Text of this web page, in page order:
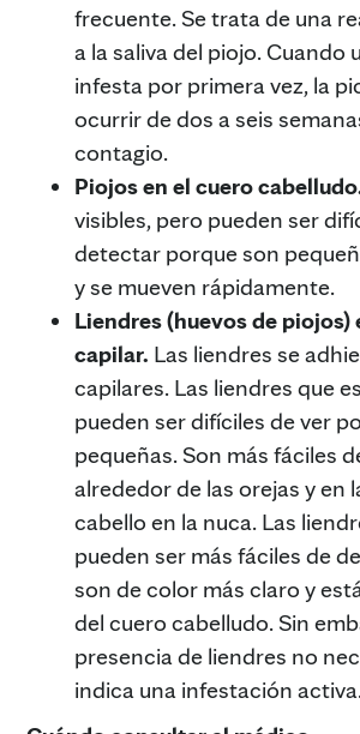
frecuente. Se trata de una
a la saliva del piojo. Cuando
infesta por primera vez, la
ocurrir de dos a seis
contagio.
Piojos en el cuero
visibles, pero pueden ser
detectar porque son
y se mueven rápidamente.
Liendres (huevos de piojos)
capilar. Las liendres se
capilares. Las liendres que
pueden ser difíciles de ver
pequeñas. Son más fáciles
alrededor de las orejas y en
cabello en la nuca. Las
pueden ser más fáciles de
son de color más claro y
del cuero cabelludo. Sin
presencia de liendres no
indica una infestación